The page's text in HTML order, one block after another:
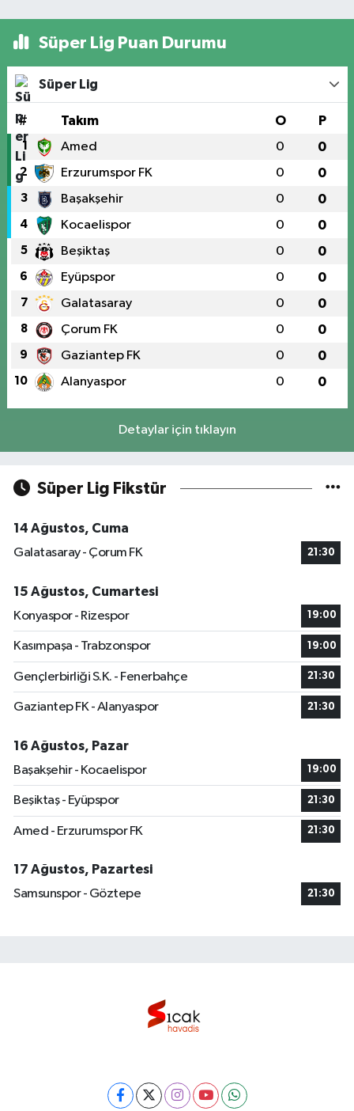
Süper Lig Puan Durumu
Süper Lig
# Takım O P
1 Amed 0 0
2 Erzurumspor FK 0 0
3 Başakşehir 0 0
4 Kocaelispor 0 0
5 Beşiktaş 0 0
6 Eyüpspor 0 0
7 Galatasaray 0 0
8 Çorum FK 0 0
9 Gaziantep FK 0 0
10 Alanyaspor 0 0
Detaylar için tıklayın
Süper Lig Fikstür
14 Ağustos, Cuma
Galatasaray - Çorum FK
21:30
15 Ağustos, Cumartesi
Konyaspor - Rizespor
19:00
Kasımpaşa - Trabzonspor 19:00
Gençlerbirliği S.K. - Fenerbahçe 21:30
Gaziantep FK - Alanyaspor 21:30
16 Ağustos, Pazar
Başakşehir - Kocaelispor
19:00
Beşiktaş - Eyüpspor 21:30
Amed - Erzurumspor FK 21:30
17 Ağustos, Pazartesi
Samsunspor - Göztepe
21:30